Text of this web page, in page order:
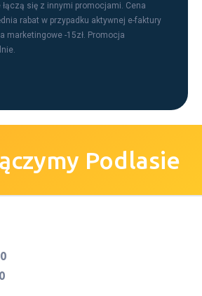
się z innymi promocjami. Cena
rabat w przypadku aktywnej e-faktury
marketingowe -15zł. Promocja
Podlasie